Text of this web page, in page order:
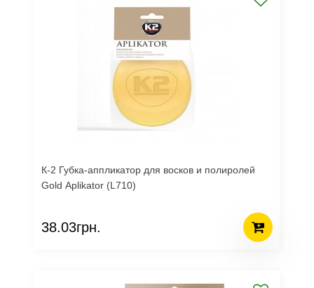
К-2 Губка-аппликатор для восков и полиролей
Gold Aplikator (L710)
38.03грн.